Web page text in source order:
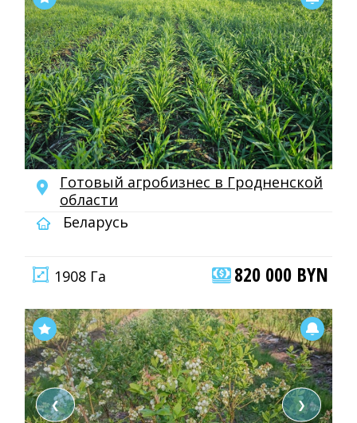
Готовый агробизнес в Гродненской
области
Беларусь
1908 Га 820 000 BYN
❮ ❯